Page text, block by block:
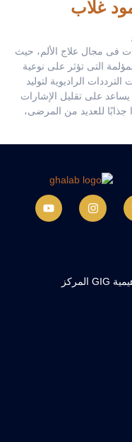
غلاب
فى مجال علاج الألم، حيث
التى تؤثر على نوعية
الراديوية لتوليد
على تقليل الإشارات
جذابًا للعديد من المرضى،
217طريق الحرية (ش أبو قير) الإبراهيمية GIG المركز